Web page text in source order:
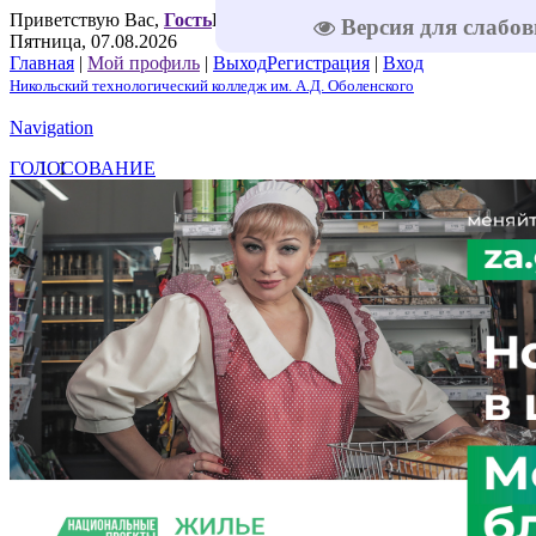
Версия для
Приветствую Вас, ГостьПриветствую Вас ,Гость |RSS |
Пятница, 07.08.2026
Главная | Мой профиль | ВыходРегистрация | Вход
Никольский технологический колледж им. А.Д. Оболенского
Navigation
ГОЛОСОВАНИЕ
1
2
4
5
Решаем вместе